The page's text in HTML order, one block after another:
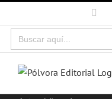
al
contenido
Buscar: